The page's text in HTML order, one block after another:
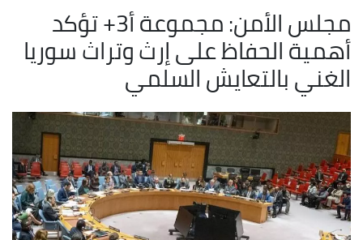
مجلس الأمن: مجموعة أ3+ تؤكد
أهمية الحفاظ على إرث وتراث سوريا
الغني بالتعايش السلمي